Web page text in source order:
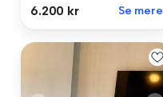
6.200 kr Se mere